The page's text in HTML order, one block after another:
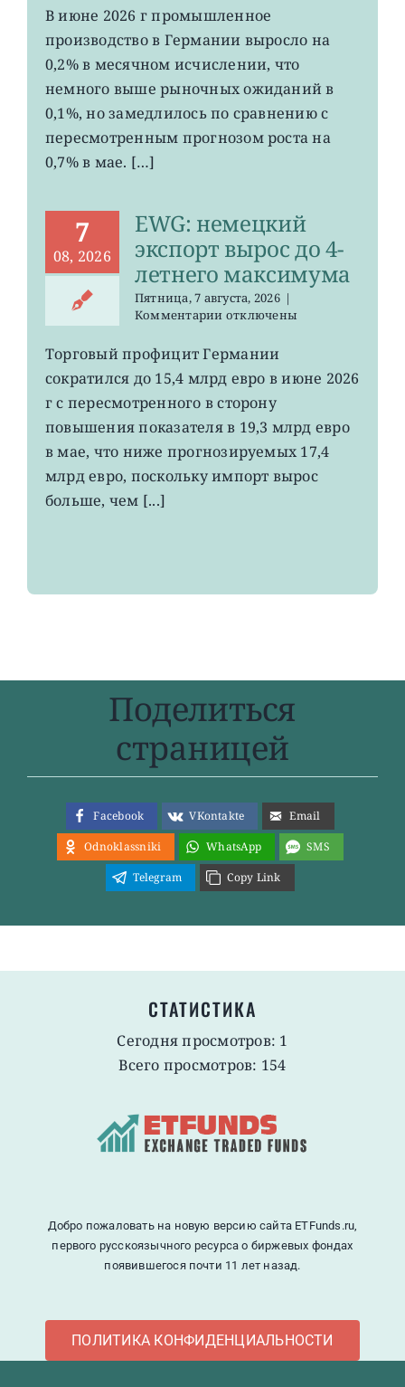
EWG:
рост
промпроизводства
Германии
до
0,2%
В июне 2026 г промышленное
производство в Германии выросло на
0,2% в месячном исчислении, что
немного выше рыночных ожиданий в
0,1%, но замедлилось по сравнению с
пересмотренным прогнозом роста на
0,7% в мае. […]
7
08, 2026
EWG: немецкий
экспорт вырос до 4-
летнего максимума
Пятница, 7 августа, 2026 |
Комментариик
EWG:
немецкий
экспорт
вырос
4-
летнего
отключены
Торговый профицит Германии
сократился до 15,4 млрд евро в июне 2026
г с пересмотренного в сторону
повышения показателя в 19,3 млрд евро
в мае, что ниже прогнозируемых 17,4
млрд евро, поскольку импорт вырос
больше, чем [...]
Поделиться
страницей
Facebook VKontakte
Email
Odnoklassniki
WhatsApp
SMS
Telegram
Copy Link
СТАТИСТИКА
Сегодня просмотров: 1
Всего просмотров: 154
Добро пожаловать на новую версию сайта ETFunds.ru,
первого русскоязычного ресурса о биржевых фондах
появившегося почти 11 лет назад.
ПОЛИТИКА КОНФИДЕНЦИАЛЬНОСТИ